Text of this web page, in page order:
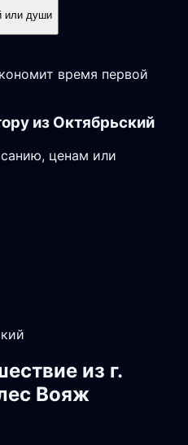
или души
время первой
из Октябрьский
ценам или
из г.
Вояж